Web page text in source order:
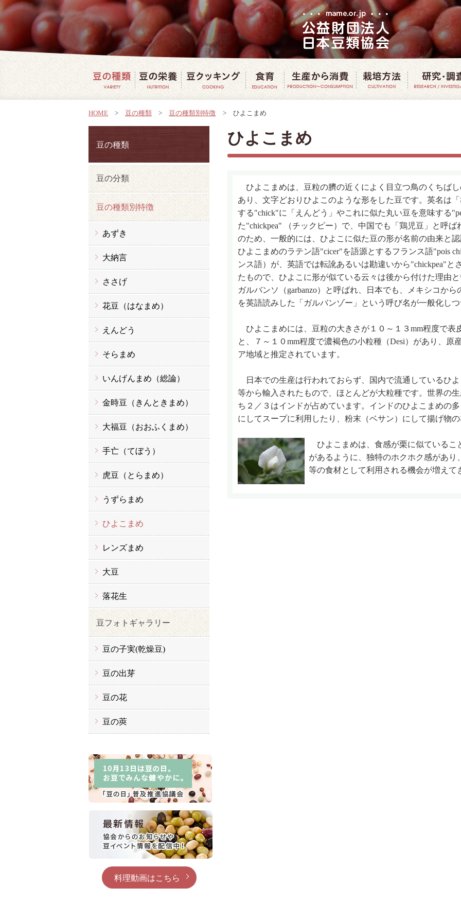
HOME > 豆の種類 > 豆の種類別特徴 > ひよこまめ
ひよこまめ
ひよこまめは、豆粒の臍の近くによく目立つ鳥のくちば
あり、文字どおりひよこのような形をした豆です。英名は
する"chick"に「えんどう」やこれに似た丸い豆を意味する
た"chickpea" （チックピー）で、中国でも「鶏児豆」と呼ば
のため、一般的には、ひよこに似た豆の形が名前の由来と
ひよこまめのラテン語"cicer"を語源とするフランス語"pois
ンス語）が、英語では転訛あるいは勘違いから"chickpea"と
たもので、ひよこに形が似ている云々は後から付けた理由
ガルバンソ（garbanzo）と呼ばれ、日本でも、メキシコか
を英語読みした「ガルバンゾー」という呼び名が一般化しつ
ひよこまめには、豆粒の大きさが１０～１３mm程度で表
と、７～１０mm程度で濃褐色の小粒種（Desi）があり、原
ア地域と推定されています。
日本での生産は行われておらず、国内で流通しているひ
等から輸入されたもので、ほとんどが大粒種です。世界の
ち２／３はインドが占めています。インドのひよこまめの
にしてスープに利用したり、粉末（ベサン）にして揚げ物
ひよこまめは、食感が栗に似ているこ
があるように、独特のホクホク感があ
等の食材として利用される機会が増えて
豆の種類
豆の分類
豆の種類別特徴
あずき
大納言
ささげ
花豆（はなまめ）
えんどう
そらまめ
いんげんまめ（総論）
金時豆（きんときまめ）
大福豆（おおふくまめ）
手亡（てぼう）
虎豆（とらまめ）
うずらまめ
ひよこまめ
レンズまめ
大豆
落花生
豆フォトギャラリー
豆の子実(乾燥豆)
豆の出芽
豆の花
豆の莢
料理動画はこちら